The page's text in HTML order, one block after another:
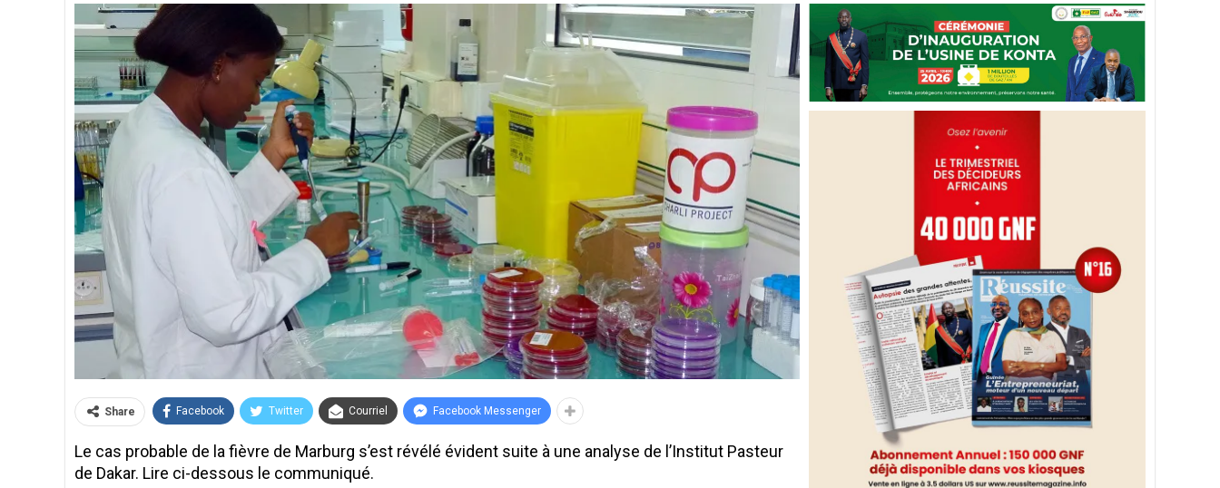
Share Facebook Twitter Courriel Facebook Messenger
Le cas probable de la fièvre de Marburg s’est révélé évident suite à une analyse de l’Institut Pasteur
de Dakar. Lire ci-dessous le communiqué.